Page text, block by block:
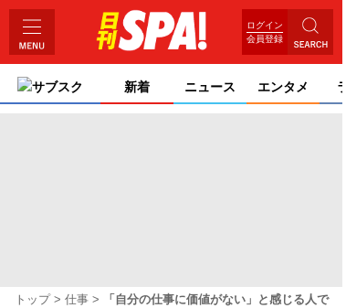
ログイン
会員登録
サブスク 新着 ニュース エンタメ
トップ 仕事
「自分の仕事に価値がない」と感じる人で